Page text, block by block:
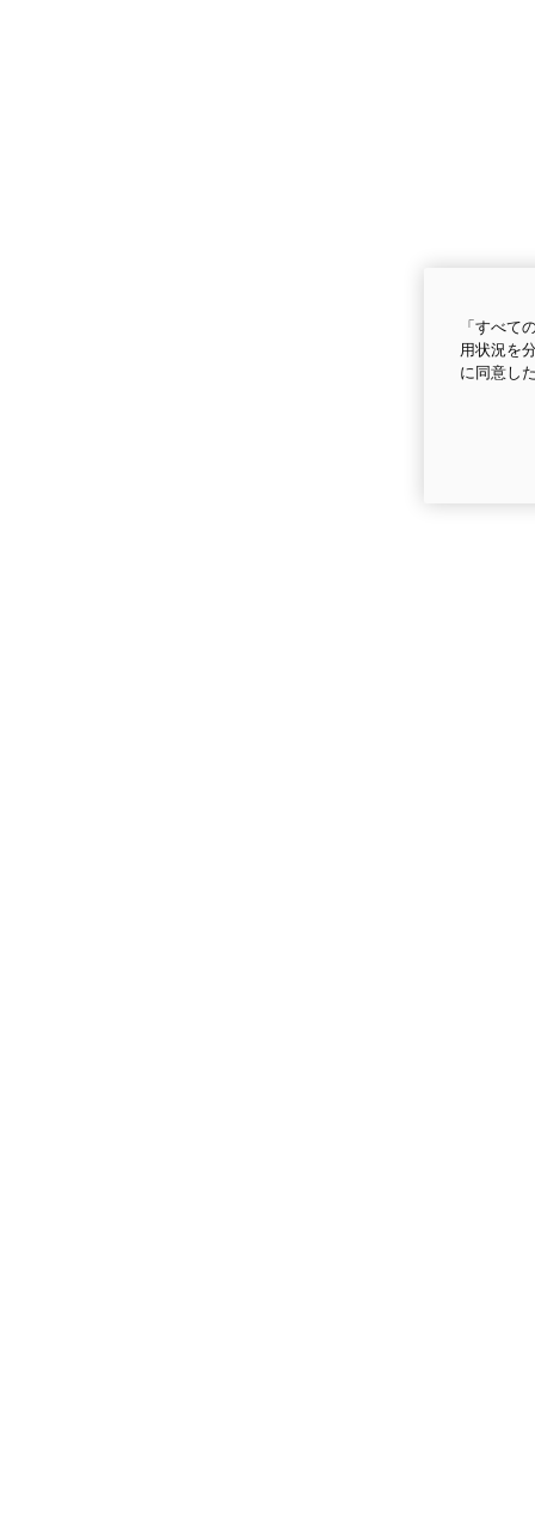
「すべて
用状況を
に同意し